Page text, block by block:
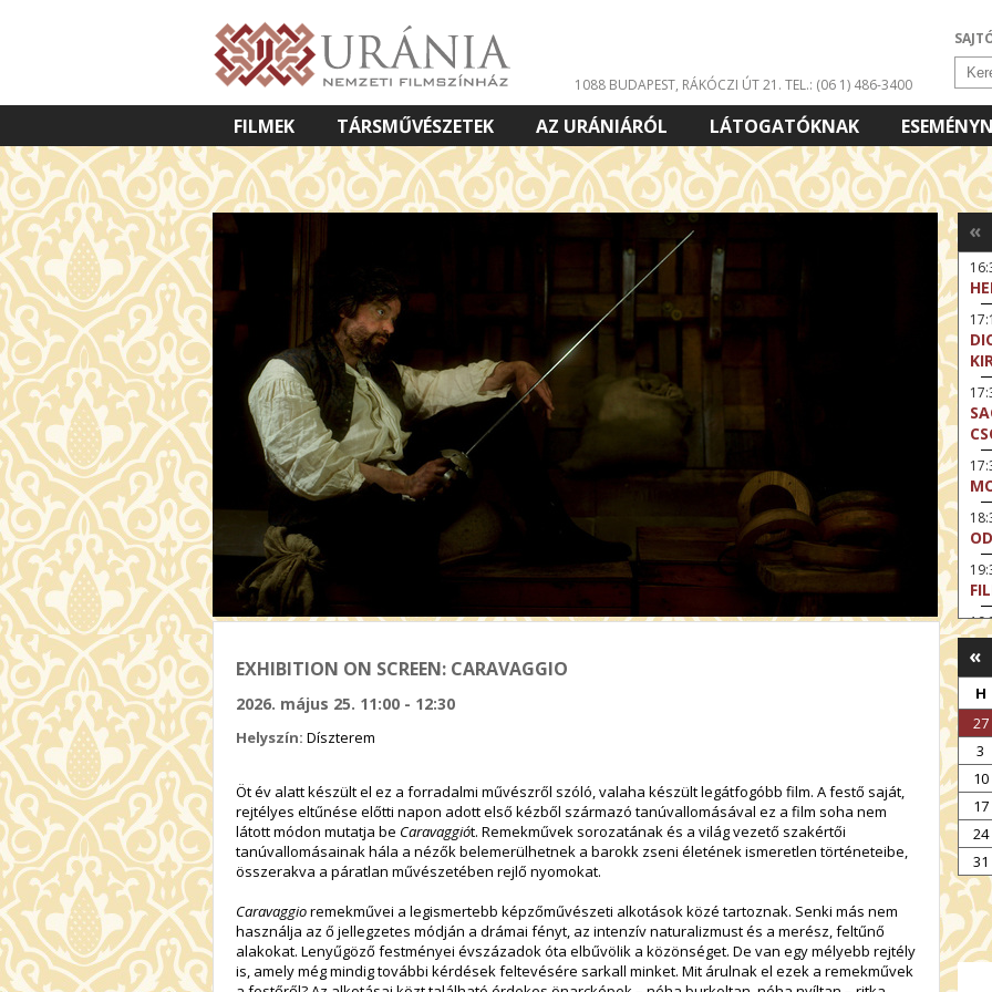
1088 BUDAPEST, RÁKÓCZI ÚT 21. TEL.: (06 1) 486-3400
FILMEK TÁRSMŰVÉSZETEK AZ URÁNIÁRÓL LÁTOGATÓKNAK
VETÍTETT KÉPES ELŐADÁSOK
EXHIBITION ON SCREEN: CARAVAGGIO
2026. május 25. 11:00 - 12:30
Helyszín: Díszterem
Öt év alatt készült el ez a forradalmi művészről szóló, valaha készült legátfogóbb film. A festő saját,
rejtélyes eltűnése előtti napon adott első kézből származó tanúvallomásával ez a film soha nem
látott módon mutatja be Caravaggiót. Remekművek sorozatának és a világ vezető szakértői
tanúvallomásainak hála a nézők belemerülhetnek a barokk zseni életének ismeretlen történeteibe,
összerakva a páratlan művészetében rejlő nyomokat.
Caravaggioremekművei a legismertebb képzőművészeti alkotások közé tartoznak. Senki más nem
használja az ő jellegzetes módján a drámai fényt, az intenzív naturalizmust és a merész, feltűnő
alakokat. Lenyűgöző festményei évszázadok óta elbűvölik a közönséget. De van egy mélyebb rejtély
is, amely még mindig további kérdések feltevésére sarkall minket. Mit árulnak el ezek a remekművek
«
A
«
H
27
3
10
17
24
31